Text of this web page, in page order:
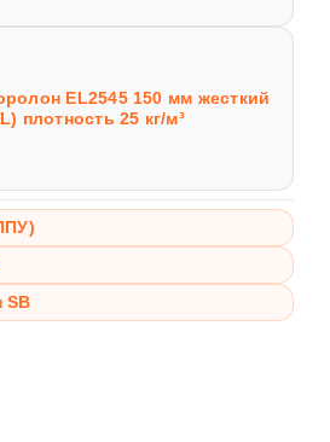
EL2545 150 мм жесткий
плотность 25 кг/м³
SB